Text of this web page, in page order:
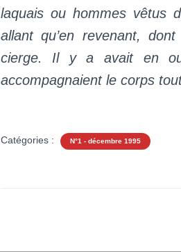
laquais ou hommes vêtus
allant qu’en revenant,
cierge. Il y a avait en
accompagnaient le corps
Catégories : N°1 - décembre 1995